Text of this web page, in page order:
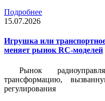
Подробнее
15.07.2026
Игрушка или
меняет рынок RC-моделей
Рынок
трансформацию,
регулирования